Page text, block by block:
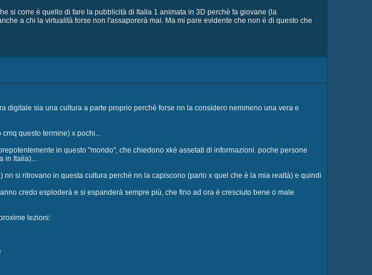
si corre è quello di fare la pubblicità di Italia 1 animata in 3D perchè fa giovane (la
a chi la virtualità forse non l'assaporerà mai. Ma mi pare evidente che non è di questo che
digitale sia una cultura a parte proprio perchè forse nn la considero nemmeno una vera e
questo termine) x pochi...
in questo "mondo", che chiedono xkè assetati di informazioni. poche persone
in Italia)...
si ritrovano in questa cultura perchè nn la capiscono (parlo x quel che è la mia realtà) e quindi
credo esploderà e si espanderà sempre più, che fino ad ora è cresciuto bene o male
lezioni: